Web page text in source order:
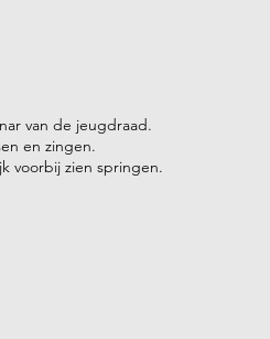
van de jeugdraad.
en zingen.
voorbij zien springen.